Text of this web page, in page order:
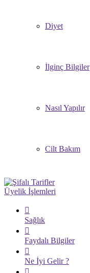
Diyet
İlginç Bilgiler
Nasıl Yapılır
Cilt Bakım
Üyelik İşlemleri
Sağlık
Faydalı Bilgiler
Ne İyi Gelir ?